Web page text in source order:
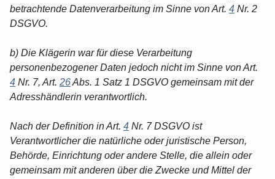
betrachtende Datenverarbeitung im Sinne von Art. 4 Nr. 2
DSGVO.
b) Die Klägerin war für diese Verarbeitung
personenbezogener Daten jedoch nicht im Sinne von Art.
4 Nr. 7, Art. 26Abs. 1 Satz 1 DSGVO gemeinsam mit der
Adresshändlerin verantwortlich.
Nach der Definition in Art. 4 Nr. 7 DSGVO ist
Verantwortlicher die natürliche oder juristische Person,
Behörde, Einrichtung oder andere Stelle, die allein oder
gemeinsam mit anderen über die Zwecke und Mittel der